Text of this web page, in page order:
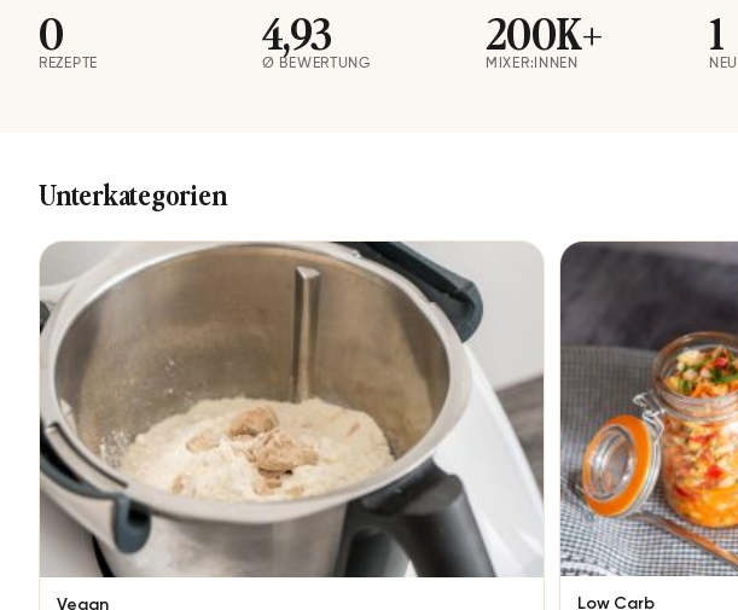
0
REZEPTE
4,93
Ø BEWERTUNG
200K+
MIXER:INNEN
1
Unterkategorien
Vegan Low Carb